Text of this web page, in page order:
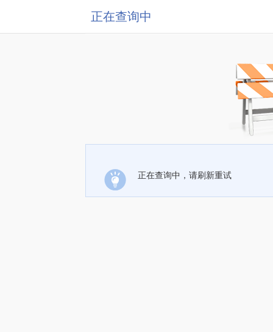
正在查询中
正在查询中，请刷新重试